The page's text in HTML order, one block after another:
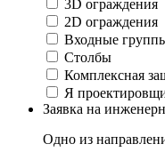
3D ограждения
2D ограждения
Входные
Столбы
Комплексная
Я
Заявка на
Одно из